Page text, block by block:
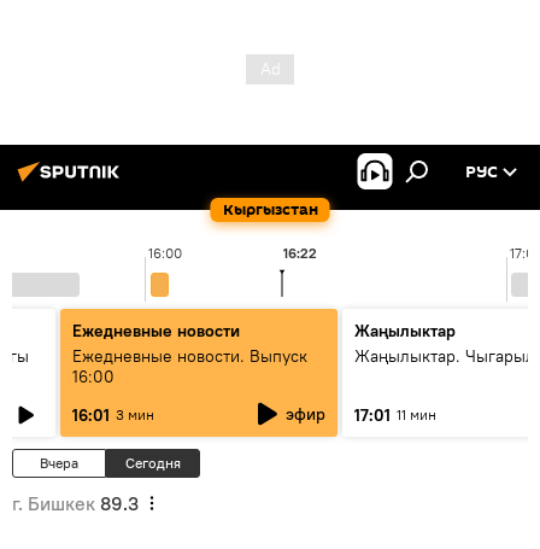
Кыргызстан
РУС
16:00 16:22
Ежедневные новости
Ежедневные новости. Выпуск
16:00
16:01 3 мин эфир
Жаңылыктар
Жаңылыктар.
17:01 11 мин
Вчера Сегодня
г. Бишкек 89.3